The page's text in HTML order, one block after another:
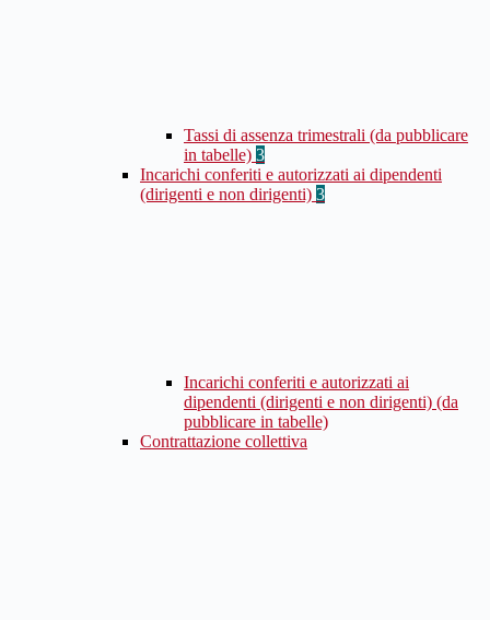
Tassi di assenza trimestrali (da pubblicare
in tabelle) 3
Incarichi conferiti e autorizzati ai dipendenti
(dirigenti e non dirigenti) 3
Incarichi conferiti e autorizzati ai
dipendenti (dirigenti e non dirigenti) (da
pubblicare in tabelle)
Contrattazione collettiva